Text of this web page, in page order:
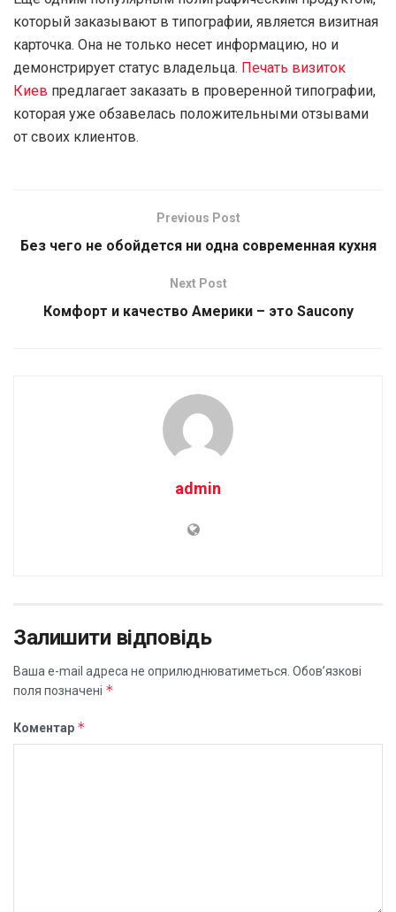
который заказывают в типографии, является визитная
карточка. Она не только несет информацию, но и
демонстрирует статус владельца. Печать визиток
Киев предлагает заказать в проверенной типографии,
которая уже обзавелась положительными отзывами
от своих клиентов.
Previous Post
Без чего не обойдется ни одна современная кухня
Next Post
Комфорт и качество Америки – это Saucony
admin
Залишити відповідь
Ваша e-mail адреса не оприлюднюватиметься. Обов’язкові
поля позначені *
Коментар *